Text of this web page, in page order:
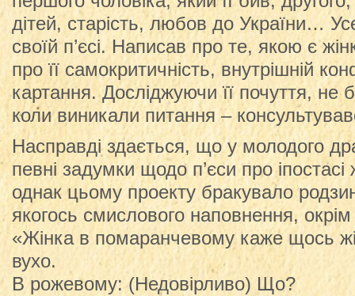
дітей, старість, любов до України…
своїй п’єсі. Написав про те, якою є
про її самокритичність, внутрішній
картання. Досліджуючи її почуття, не
коли виникали питання –
Насправді здається, що у молодого
певні задумки щодо п’єси про іпостасі
однак цьому проекту бракувало
якогось смислового наповнення,
«Жінка в помаранчевому каже щось
вухо.
В рожевому: (Недовірливо) Що?